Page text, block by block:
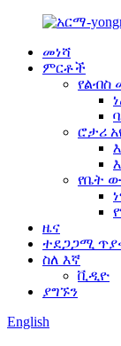
መነሻ
ምርቶች
የልብስ
ሮታሪ
የቤት
ዜና
ተደጋጋሚ
ስለ እኛ
ቪዲዮ
ያግኙን
English